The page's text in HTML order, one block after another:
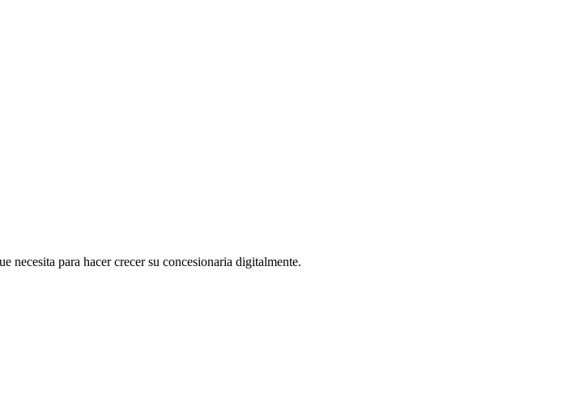
necesita para hacer crecer su concesionaria digitalmente.